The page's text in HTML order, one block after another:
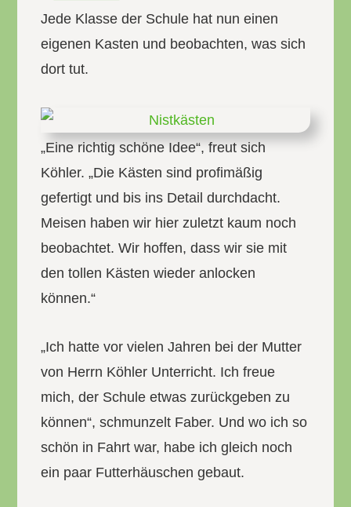
Jede Klasse der Schule hat nun einen
eigenen Kasten und beobachten, was sich
dort tut.
„Eine richtig schöne Idee“, freut sich
Köhler. „Die Kästen sind profimäßig
gefertigt und bis ins Detail durchdacht.
Meisen haben wir hier zuletzt kaum noch
beobachtet. Wir hoffen, dass wir sie mit
den tollen Kästen wieder anlocken
können.“
„Ich hatte vor vielen Jahren bei der Mutter
von Herrn Köhler Unterricht. Ich freue
mich, der Schule etwas zurückgeben zu
können“, schmunzelt Faber. Und wo ich so
schön in Fahrt war, habe ich gleich noch
ein paar Futterhäuschen gebaut.